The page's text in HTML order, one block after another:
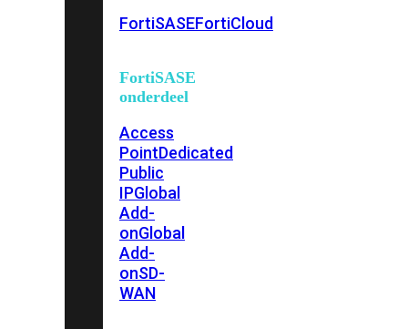
FortiSASEFortiCloud
FortiSASE
onderdeel
Access
PointDedicated
Public
IPGlobal
Add-
onGlobal
Add-
onSD-
WAN